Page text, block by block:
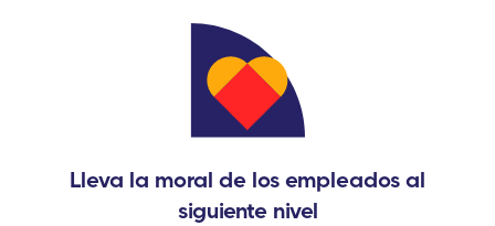
Lleva la moral de los empleados al
siguiente nivel